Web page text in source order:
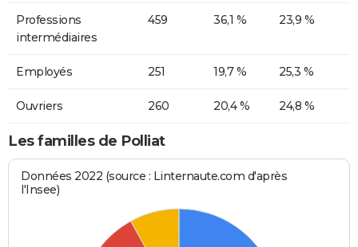
Professions
intermédiaires
459 36,1 % 23,9 %
Employés 251 19,7 % 25,3 %
Ouvriers 260 20,4 % 24,8 %
Les familles de Polliat
Données 2022 (source : Linternaute.com d'après
l'Insee)